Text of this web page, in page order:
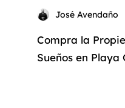
José Avendaño
Compra la
Sueños en Playa